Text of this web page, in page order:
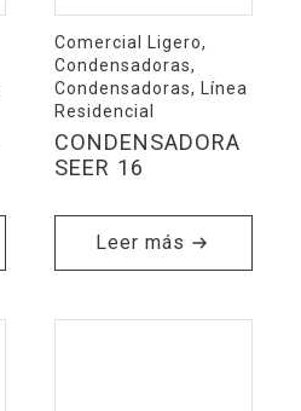
Comercial Ligero,
Condensadoras,
Condensadoras, Línea
Residencial
CONDENSADORA
SEER 16
Leer más